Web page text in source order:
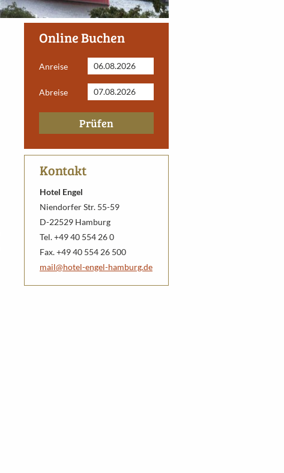
Online Buchen
Anreise
Abreise
Prüfen
Kontakt
Hotel Engel
Niendorfer Str. 55-59
D-22529 Hamburg
Tel. +49 40 554 26 0
Fax. +49 40 554 26 500
mail@hotel-engel-hamburg.de